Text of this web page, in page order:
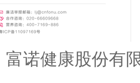
健康股份有限